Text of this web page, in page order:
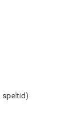
speltid)